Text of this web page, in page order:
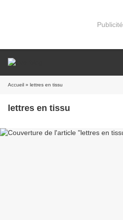
Publicité
Accueil » lettres en tissu
lettres en tissu